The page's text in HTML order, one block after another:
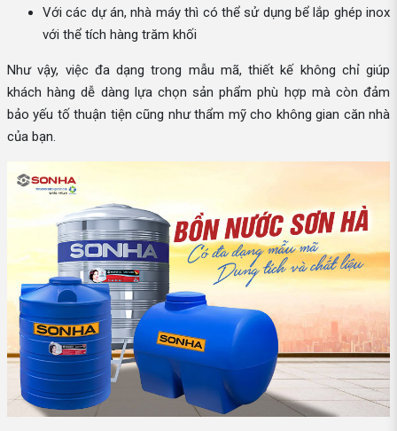
Với các dự án, nhà máy thì có thể sử dụng bể lắp ghép inox
với thể tích hàng trăm khối
Như vậy, việc đa dạng trong mẫu mã, thiết kế không chỉ giúp
khách hàng dễ dàng lựa chọn sản phẩm phù hợp mà còn đảm
bảo yếu tố thuận tiện cũng như thẩm mỹ cho không gian căn nhà
của bạn.